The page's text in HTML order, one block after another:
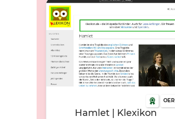
OER
Hamlet | Klexikon